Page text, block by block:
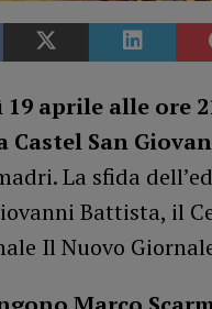
19 aprile alle ore
Castel San
La sfida
Battista, il
Il Nuovo